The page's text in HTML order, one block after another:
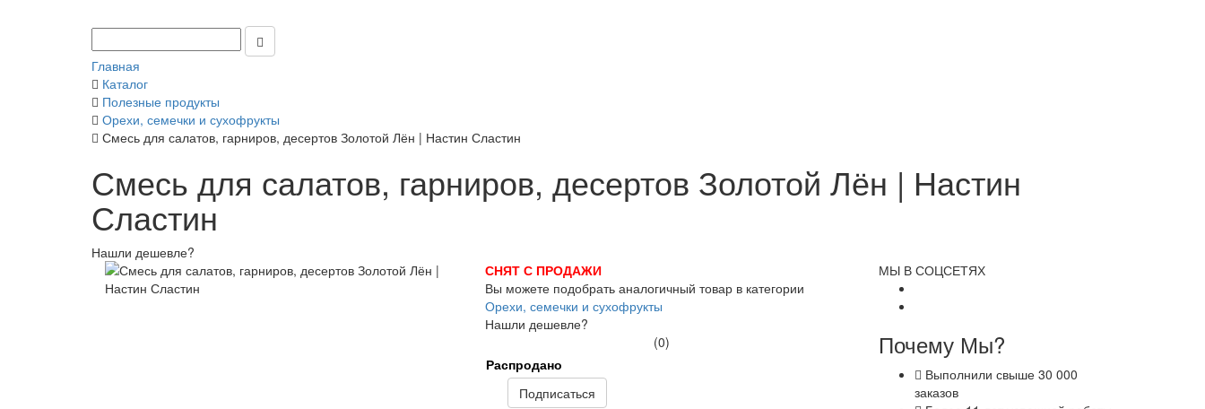
Главная
Каталог
Полезные продукты
Орехи, семечки и сухофрукты
Смесь для салатов, гарниров, десертов Золотой Лён | Настин Сластин
Смесь для салатов, гарниров, десертов Золотой Лён | Настин
Сластин
Нашли дешевле?
СНЯТ С ПРОДАЖИ
Вы можете подобрать аналогичный товар в категории
Орехи, семечки и сухофрукты
Нашли дешевле?
(0)
Распродано
Подписаться
МЫ В СОЦСЕТЯХ
Почему Мы?
Выполнили свыше 30 000
заказов